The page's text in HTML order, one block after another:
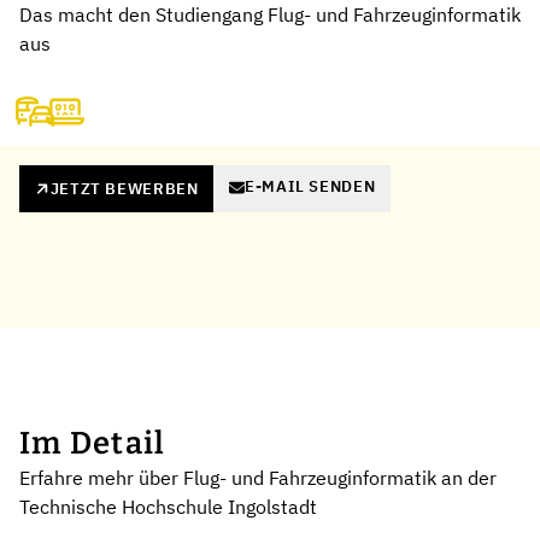
Das macht den Studiengang Flug- und Fahrzeuginformatik
aus
JETZT BEWERBEN E-MAIL SENDEN
Im Detail
Erfahre mehr über Flug- und Fahrzeuginformatik an der
Technische Hochschule Ingolstadt